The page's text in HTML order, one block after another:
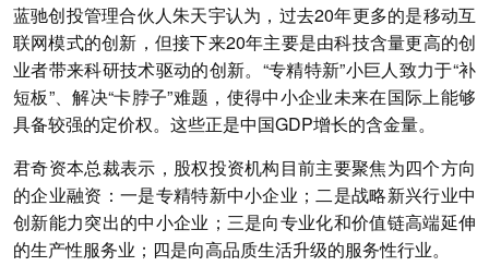
蓝驰创投管理合伙人朱天宇认为，过去20年更多的是移动互
联网模式的创新，但接下来20年主要是由科技含量更高的创
业者带来科研技术驱动的创新。“专精特新”小巨人致力于“补
短板”、解决“卡脖子”难题，使得中小企业未来在国际上能够
具备较强的定价权。这些正是中国GDP增长的含金量。
君奇资本总裁表示，股权投资机构目前主要聚焦为四个方向
的企业融资：一是专精特新中小企业；二是战略新兴行业中
创新能力突出的中小企业；三是向专业化和价值链高端延伸
的生产性服务业；四是向高品质生活升级的服务性行业。